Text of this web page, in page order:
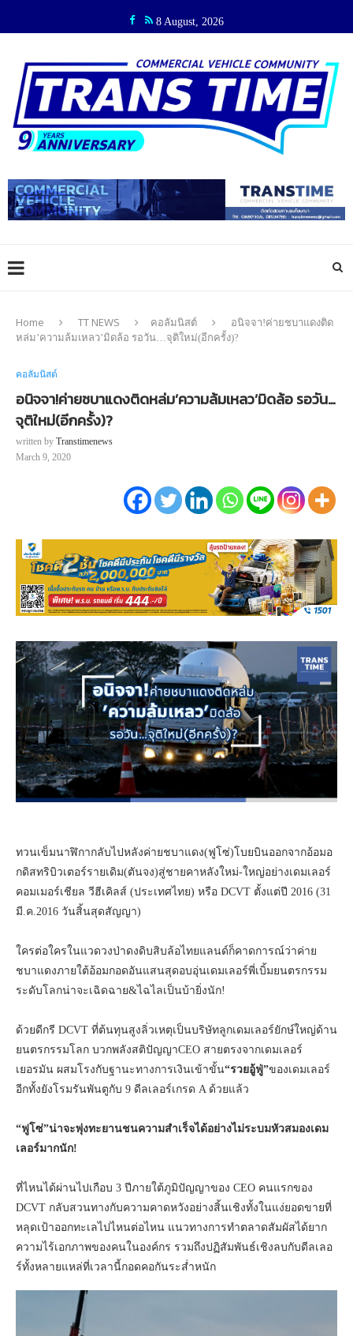
8 August, 2026
Home TT NEWS คอลัมนิสต์
อนิจจา!ค่ายชบาแดงติด
หล่ม’ความล้มเหลว’มิดล้อ รอวัน…จุติใหม่(อีกครั้ง)?
คอลัมนิสต์
อนิจจา!ค่ายชบาแดงติดหล่ม’ความล้มเหลว’มิดล้อ รอวัน…
จุติใหม่(อีกครั้ง)?
written by Transtimenews
March 9, 2020
ทวนเข็มนาฬิกากลับไปหลังค่ายชบาแดง(ฟูโซ่)โบยบินออกจากอ้อมอ
กดิสทริบิวเตอร์รายเดิม(ตันจง)สู่ชายคาหลังใหม่-ใหญ่อย่างเดมเลอร์
คอมเมอร์เชียล วีฮีเคิลส์ (ประเทศไทย) หรือ DCVT ตั้งแต่ปี 2016 (31
มี.ค.2016 วันสิ้นสุดสัญญา)
ใครต่อใครในแวดวงป่าดงดิบสิบล้อไทยแลนด์ก็คาดการณ์ว่าค่าย
ชบาแดงภายใต้อ้อมกอดอันแสนสุดอบอุ่นเดมเลอร์พี่เบิ้มยนตรกรรม
ระดับโลกน่าจะเฉิดฉาย&ไฉไลเป็นบ้ายิ่งนัก!
ด้วยดีกรี DCVT ที่ต้นทุนสูงลิ่วเหตุเป็นบริษัทลูกเดมเลอร์ยักษ์ใหญ่ด้าน
ยนตรกรรมโลก บวกพลังสติปัญญาCEO สายตรงจากเดมเลอร์
เยอรมัน ผสมโรงกับฐานะทางการเงินเข้าขั้น“รวยอู้ฟู่”ของเดมเลอร์
อีกทั้งยังโรมรันพันตูกับ 9 ดีลเลอร์เกรด A ด้วยแล้ว
“ฟูโซ่”น่าจะพุ่งทะยานชนความสำเร็จได้อย่างไม่ระบมหัวสมองเดม
เลอร์มากนัก!
ที่ไหนได้ผ่านไปเกือบ 3 ปีภายใต้ภูมิปัญญาของ CEO คนแรกของ
DCVT กลับสวนทางกับความคาดหวังอย่างสิ้นเชิงทั้งในแง่ยอดขายที่
หลุดเป้าออกทะเลไปไหนต่อไหน แนวทางการทำตลาดสัมผัสได้ยาก
ความไร้เอกภาพของคนในองค์กร รวมถึงปฏิสัมพันธ์เชิงลบกับดีลเลอ
ร์ทั้งหลายแหล่ที่เวลานี้กอดคอกันระส่ำหนัก